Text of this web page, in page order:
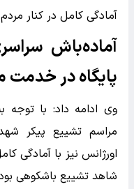
آمادگی کامل در کنار
پایگاه در خدمت
وی ادامه داد: با توجه
مراسم تشییع پیکر
اورژانس نیز با آمادگی
شاهد تشییع باشکوهی